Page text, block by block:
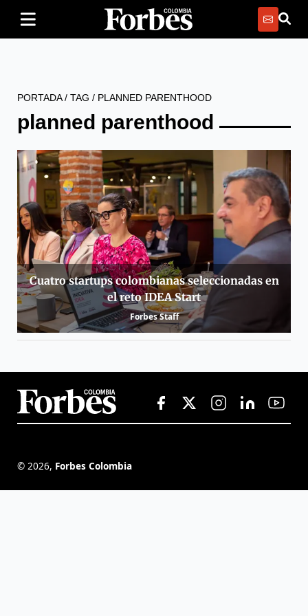
PORTADA/ TAG / PLANNED PARENTHOOD
planned parenthood
Cuatro startups colombianas seleccionadas en
el reto IDEA Start
Forbes Staff
© 2026, Forbes Colombia